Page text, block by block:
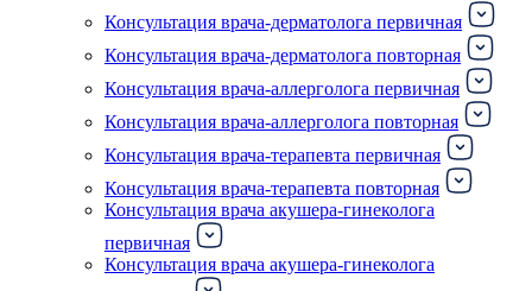
Консультация врача-дерматолога первичная
Консультация врача-дерматолога повторная
Консультация врача-аллерголога первичная
Консультация врача-аллерголога повторная
Консультация врача-терапевта первичная
Консультация врача-терапевта повторная
Консультация врача акушера-гинеколога
первичная
Консультация врача акушера-гинеколога